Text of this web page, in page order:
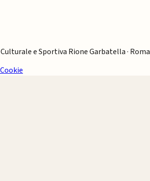
e Sportiva Rione Garbatella · Roma
Cookie